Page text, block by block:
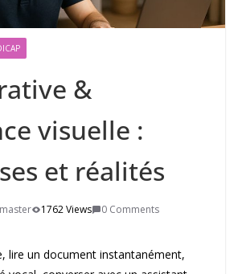
&
visuelle :
et réalités
1762 Views
0 Comments
lire un document instantanément,